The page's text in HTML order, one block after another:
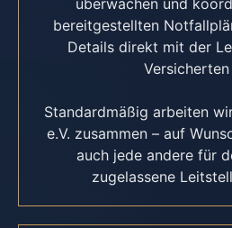
bereitgestellten
Details direkt mit der
Versicherten
Standardmäßig arbeiten
e.V. zusammen – auf
auch jede andere für
zugelassene